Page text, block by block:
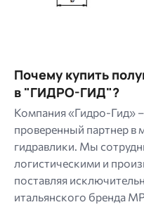
Почему купить
в "ГИДРО-ГИД"?
Компания «Гидро-Гид»
проверенный партнер
гидравлики. Мы
логистическими и
поставляя
итальянского бренда